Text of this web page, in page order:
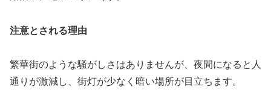
注意とされる理由
繁華街のような騒がしさはありませんが、夜間になると人
通りが激減し、街灯が少なく暗い場所が目立ちます。